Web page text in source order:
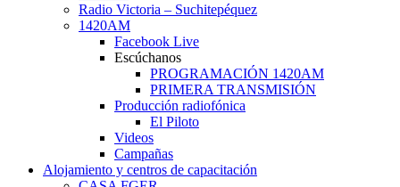
Radio Victoria – Suchitepéquez
1420AM
Facebook Live
Escúchanos
PROGRAMACIÓN 1420AM
PRIMERA TRANSMISIÓN
Producción radiofónica
El Piloto
Videos
Campañas
Alojamiento y centros de capacitación